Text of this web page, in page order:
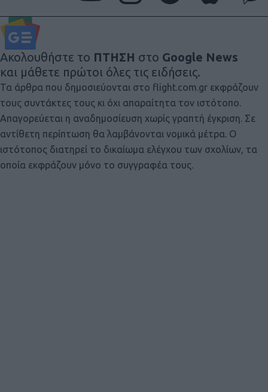
Ακολουθήστε το ΠΤΗΣΗ στο Google News
και μάθετε πρώτοι όλες τις ειδήσεις.
Τα άρθρα που δημοσιεύονται στο flight.com.gr εκφράζουν
τους συντάκτες τους κι όχι απαραίτητα τον ιστότοπο.
Απαγορεύεται η αναδημοσίευση χωρίς γραπτή έγκριση. Σε
αντίθετη περίπτωση θα λαμβάνονται νομικά μέτρα. Ο
ιστότοπος διατηρεί το δικαίωμα ελέγχου των σχολίων, τα
οποία εκφράζουν μόνο το συγγραφέα τους.